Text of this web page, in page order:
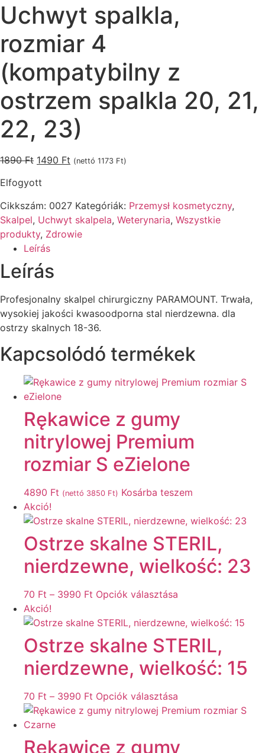
Uchwyt spalkla,
rozmiar 4
(kompatybilny z
ostrzem spalkla 20, 21,
22, 23)
1890Ft Original
was:
1890 Ft.
1490 Ft Current
1490 Ft.
(nettó 1173 Ft)
Elfogyott
Cikkszám: 0027 Kategóriák: Przemysł kosmetyczny,
Skalpel, Uchwyt skalpela, Weterynaria, Wszystkie
produkty, Zdrowie
Leírás
Leírás
Profesjonalny skalpel chirurgiczny PARAMOUNT. Trwała,
wysokiej jakości kwasoodporna stal nierdzewna. dla
ostrzy skalnych 18-36.
Kapcsolódó termékek
Rękawice z gumy
nitrylowej Premium
rozmiar S eZielone
4890 Ft (nettó 3850 Ft) Kosárba teszem
Akció!
Ostrze skalne STERIL,
nierdzewne, wielkość: 23
70 Ft – 3990 Ft Ártartomány:
-
3990 Ft
Opciók választása
terméknek
több
variációja
van.
a
ki
Akció!
Ostrze skalne STERIL,
nierdzewne, wielkość: 15
70 Ft – 3990 Ft Ártartomány:
70 Ft
Opciók választása
a
Rękawice z gumy